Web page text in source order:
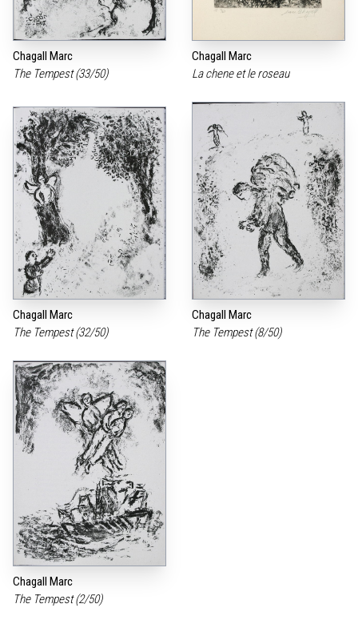
Chagall Marc
The Tempest (33/50)
Chagall Marc
La chene et le roseau
Chagall Marc
The Tempest (32/50)
Chagall Marc
The Tempest (8/50)
Chagall Marc
The Tempest (2/50)